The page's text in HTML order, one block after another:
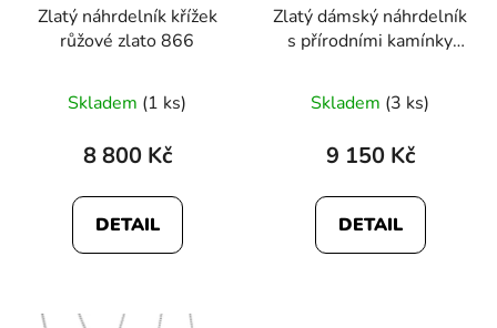
Zlatý náhrdelník křížek
růžové zlato 866
Skladem (1 ks)
8 800 Kč
DETAIL
Zlatý dámský náhrdelník
s přírodními kamínky
Skladem (3 ks)
9 150 Kč
DETAIL